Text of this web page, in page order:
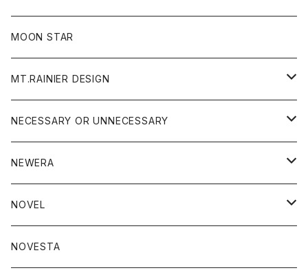
フリース
ジャケット
ニット
パンツ
帽子
MOON STAR
MT.RAINIER DESIGN
アウター
コート
ジャケット
アクセサリー
バッグ
グッズ
ウォレット
トップス
NECESSARY OR UNNECESSARY
アウター
コート
ジャケット
アクセサリー
バッグ
グッズ
NEWERA
帽子
NOVEL
トップス
NOVESTA